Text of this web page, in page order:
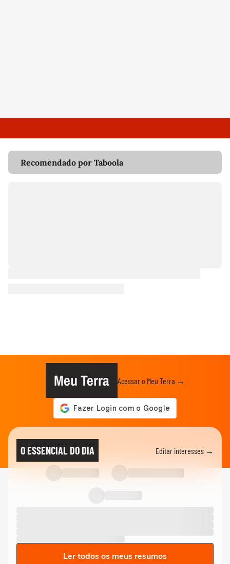
Recomendado por Taboola
Meu Terra Acessar o Meu Terra →
O ESSENCIAL DO DIA Editar interesses →
Ler todos os meus resumos